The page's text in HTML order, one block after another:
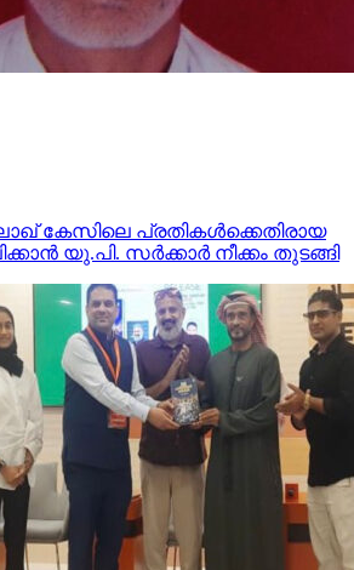
കേസിലെ പ്രതികള്‍ക്കെതിരായ
യു.പി. സര്‍ക്കാര്‍ നീക്കം തുടങ്ങി